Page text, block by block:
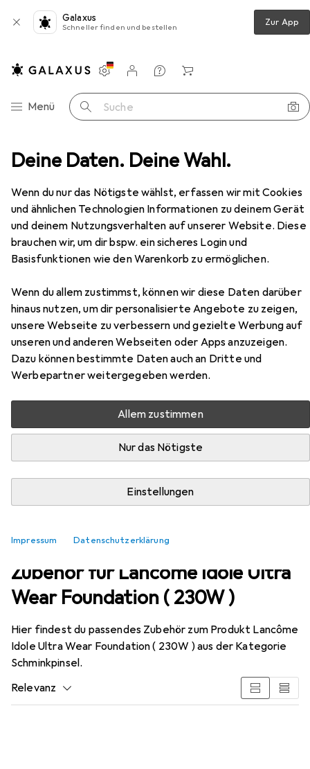
Deine Daten. Deine Wahl.
Wenn du nur das Nötigste wählst, erfassen wir mit Cookies
und ähnlichen Technologien Informationen zu deinem Gerät
und deinem Nutzungsverhalten auf unserer Website. Diese
brauchen wir, um dir bspw. ein sicheres Login und
Basisfunktionen wie den Warenkorb zu ermöglichen.
Wenn du allem zustimmst, können wir diese Daten darüber
hinaus nutzen, um dir personalisierte Angebote zu zeigen,
unsere Webseite zu verbessern und gezielte Werbung auf
unseren und anderen Webseiten oder Apps anzuzeigen.
Dazu können bestimmte Daten auch an Dritte und
Werbepartner weitergegeben werden.
Allem zustimmen
Nur das Nötigste
Einstellungen
Impressum Datenschutzerklärung
Galaxus
Schneller finden und bestellen Zur App
Navigation nach Kategorien
Menü Suche
Einstellungen
Kundenkonto
Vergleichslisten
Merklisten
Warenkorb
Lancôme Idole Ultra Wear Foundation ( 230W )
EUR
50,60 EUR
1686,66/1l
LancômeIdole Ultra Wear Foundation (
230W )
Camel
Zubehör für Lancôme Idole Ultra
Wear Foundation ( 230W )
Hier findest du passendes Zubehör zum Produkt Lancôme
Idole Ultra Wear Foundation ( 230W ) aus der Kategorie
Schminkpinsel.
Relevanz